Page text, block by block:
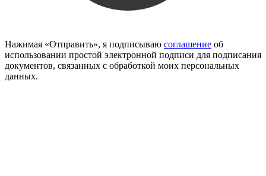
Нажимая «Отправить», я подписываю соглашение об
использовании простой электронной подписи для подписания
документов, связанных с обработкой моих персональных
данных.